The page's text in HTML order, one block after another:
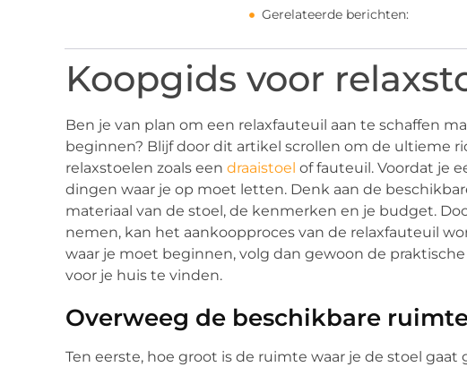
Gerelateerde berichten:
Koopgids voor
Ben je van plan om een ​​relaxfauteuil aan te schaffen
beginnen? Blijf door dit artikel scrollen om de ultieme
relaxstoelen zoals een draaistoel of fauteuil. Voordat je
dingen waar je op moet letten. Denk aan de
materiaal van de stoel, de kenmerken en je budget.
nemen, kan het aankoopproces van de relaxfauteuil
waar je moet beginnen, volg dan gewoon de
voor je huis te vinden.
Overweeg de beschikbare
Ten eerste, hoe groot is de ruimte waar je de stoel